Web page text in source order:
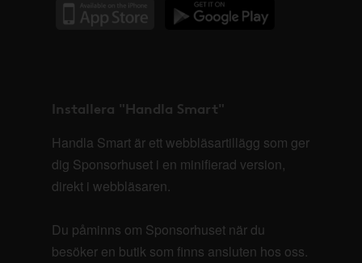
Installera "Handla Smart"
Handla Smart är ett webbläsartillägg som ger
dig Sponsorhuset i en minifierad version,
direkt i webbläsaren.
Du påminns om Sponsorhuset när du
besöker en butik som finns ansluten hos oss.